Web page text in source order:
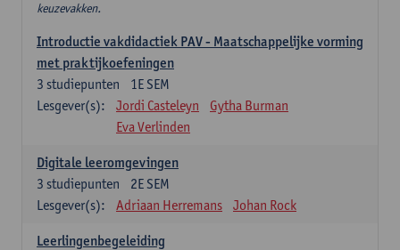
keuzevakken.
Introductie vakdidactiek PAV - Maatschappelijke vorming
met praktijkoefeningen
1E SEM
3 studiepunten
Lesgever(s):
Jordi Casteleyn
Gytha Burman
Eva Verlinden
Digitale leeromgevingen
2E SEM
3 studiepunten
Lesgever(s):
Adriaan Herremans Johan Rock
Leerlingenbegeleiding